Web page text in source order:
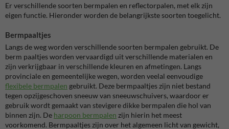
Er verschillende soorten bermpalen en reflectorpalen, met elk zijn
eigen functie. Hieronder worden de belangrijkste soorten toegelicht.
Bermpaaltjes
Langs de weg worden verschillende soorten bermpalen gebruikt. De
berm paaltjes worden vervaardigd uit verschillende materialen en
zijn verkrijgbaar in verschillende kleuren en afmetingen. Langs
provinciale en gemeentelijke wegen, worden veelal eenvoudige
flexibele bermpalen gebruikt. Deze bermpaaltjes zijn niet bestand
tegen opzijgeschoven sneeuw van sneeuwschuivers, waardoor er
gebruik wordt gemaakt van stevigere dikke bermpalen die hol van
binnen zijn. De harpoon bermpalen zijn hierin het meest
voorkomend. Bermpaaltjes zijn over het algemeen licht van gewicht,